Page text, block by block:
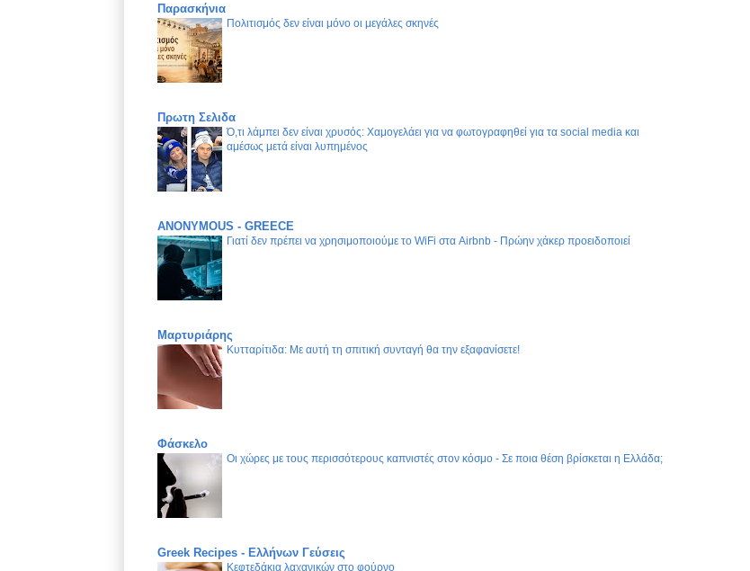
Παρασκήνια
Πολιτισμός δεν είναι μόνο οι μεγάλες σκηνές
Πρωτη Σελιδα
Ό,τι λάμπει δεν είναι χρυσός: Χαμογελάει για να φωτογραφηθεί για τα social media και
αμέσως μετά είναι λυπημένος
ANONYMOUS - GREECE
Γιατί δεν πρέπει να χρησιμοποιούμε το WiFi στα Airbnb - Πρώην χάκερ προειδοποιεί
Μαρτυριάρης
Κυτταρίτιδα: Με αυτή τη σπιτική συνταγή θα την εξαφανίσετε!
Φάσκελο
Οι χώρες με τους περισσότερους καπνιστές στον κόσμο - Σε ποια θέση βρίσκεται η Ελλάδα;
Greek Recipes - Ελλήνων Γεύσεις
Κεφτεδάκια λαχανικών στο φούρνο